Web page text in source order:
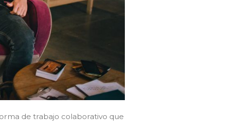
de trabajo colaborativo que